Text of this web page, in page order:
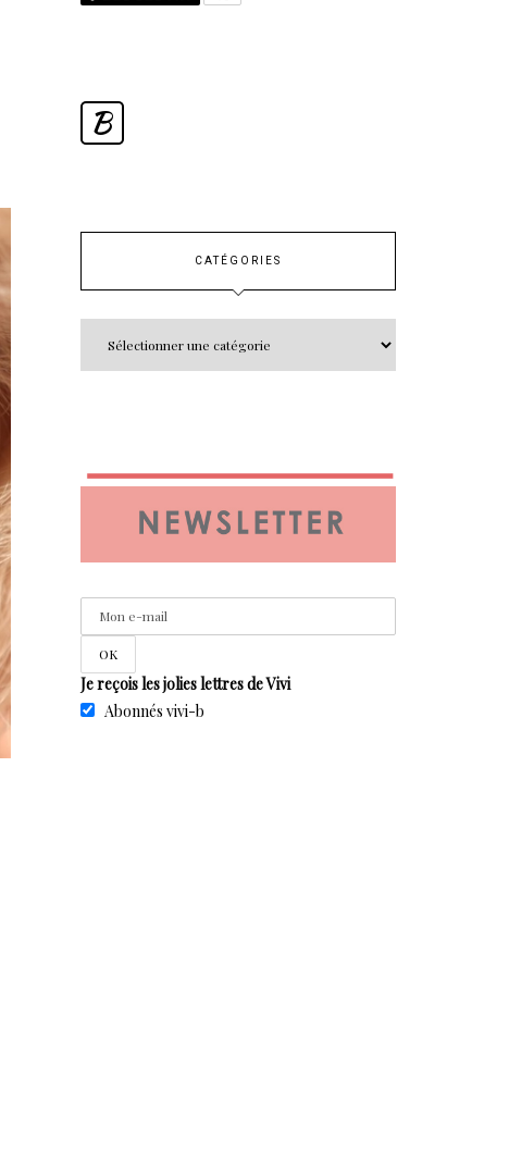
B
CATÉGORIES
Je reçois les jolies lettres de Vivi
Abonnés vivi-b